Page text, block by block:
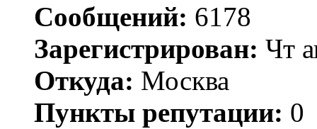
Сообщений: 6178
Зарегистрирован: Чт
Откуда: Москва
Пункты репутации: 0